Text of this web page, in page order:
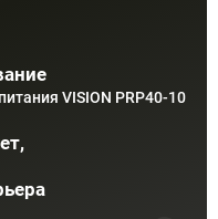
VISION PRP40-10